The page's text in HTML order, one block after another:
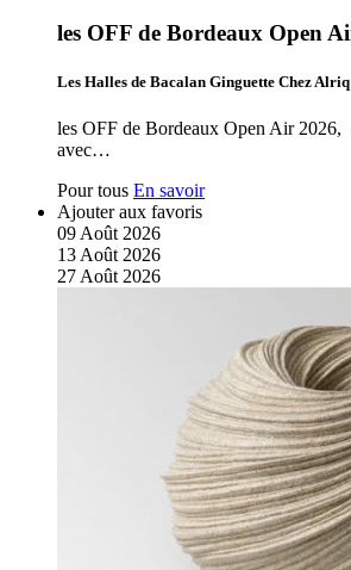
les OFF de Bordeaux Open
Les Halles de Bacalan Ginguette Chez Alriq
les OFF de Bordeaux Open Air 2026,
avec…
Pour tous En savoir
Ajouter aux favoris
09 Août 2026
13 Août 2026
27 Août 2026